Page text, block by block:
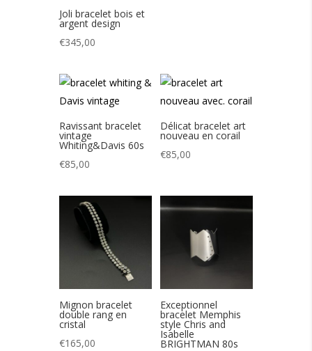
Joli bracelet bois et
argent design
€345,00
Ravissant bracelet
vintage
Whiting&Davis 60s
€85,00
Délicat bracelet art
nouveau en corail
€85,00
Mignon bracelet
double rang en
cristal
€165,00
Exceptionnel
bracelet Memphis
style Chris and
Isabelle
BRIGHTMAN 80s